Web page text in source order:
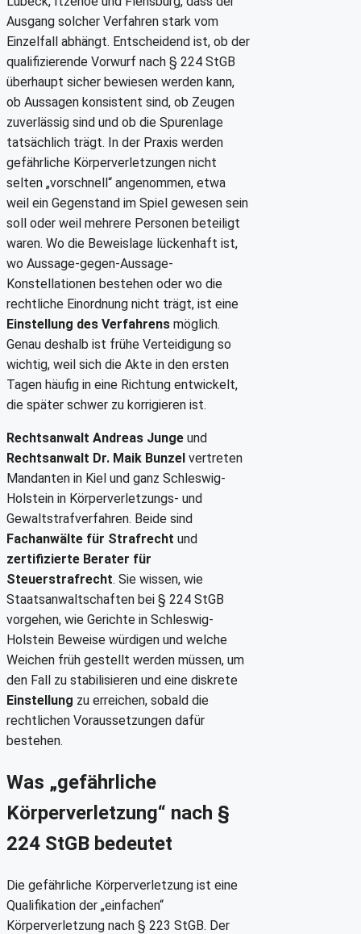
Ausgang solcher Verfahren stark vom
Einzelfall abhängt. Entscheidend ist, ob der
qualifizierende Vorwurf nach § 224 StGB
überhaupt sicher bewiesen werden kann,
ob Aussagen konsistent sind, ob Zeugen
zuverlässig sind und ob die Spurenlage
tatsächlich trägt. In der Praxis werden
gefährliche Körperverletzungen nicht
selten „vorschnell“ angenommen, etwa
weil ein Gegenstand im Spiel gewesen sein
soll oder weil mehrere Personen beteiligt
waren. Wo die Beweislage lückenhaft ist,
wo Aussage-gegen-Aussage-
Konstellationen bestehen oder wo die
rechtliche Einordnung nicht trägt, ist eine
Einstellung des Verfahrens möglich.
Genau deshalb ist frühe Verteidigung so
wichtig, weil sich die Akte in den ersten
Tagen häufig in eine Richtung entwickelt,
die später schwer zu korrigieren ist.
Rechtsanwalt Andreas Junge und
Rechtsanwalt Dr. Maik Bunzel vertreten
Mandanten in Kiel und ganz Schleswig-
Holstein in Körperverletzungs- und
Gewaltstrafverfahren. Beide sind
Fachanwälte für Strafrecht und
zertifizierte Berater für
Steuerstrafrecht. Sie wissen, wie
Staatsanwaltschaften bei § 224 StGB
vorgehen, wie Gerichte in Schleswig-
Holstein Beweise würdigen und welche
Weichen früh gestellt werden müssen, um
den Fall zu stabilisieren und eine diskrete
Einstellung zu erreichen, sobald die
rechtlichen Voraussetzungen dafür
bestehen.
Was „gefährliche
Körperverletzung“ nach §
224 StGB bedeutet
Die gefährliche Körperverletzung ist eine
Qualifikation der „einfachen“
Körperverletzung nach § 223 StGB. Der